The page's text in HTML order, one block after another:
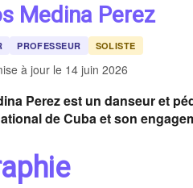
Medina Perez
PROFESSEUR SOLISTE
à jour le 14 juin 2026
Perez est un danseur et
de Cuba et son